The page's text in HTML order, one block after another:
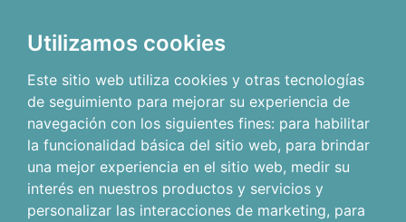
Utilizamos cookies
Este sitio web utiliza cookies y otras tecnologías
de seguimiento para mejorar su experiencia de
navegación con los siguientes fines: para habilitar
la funcionalidad básica del sitio web, para brindar
una mejor experiencia en el sitio web, medir su
interés en nuestros productos y servicios y
personalizar las interacciones de marketing, para